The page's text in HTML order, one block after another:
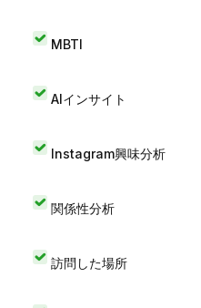
MBTI
AIインサイト
Instagram興味分析
関係性分析
訪問した場所